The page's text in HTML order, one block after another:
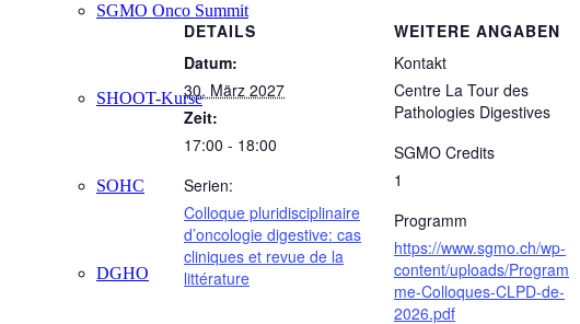
SGMO Onco Summit
SHOOT-Kurse
SOHC
DGHO
DETAILS
Datum:
30. März 2027
Zeit:
17:00 - 18:00
Serien:
Colloque pluridisciplinaire
d’oncologie digestive: cas
cliniques et revue de la
littérature
WEITERE ANGABEN
Kontakt
Centre La Tour des
Pathologies Digestives
SGMO Credits
1
Programm
https://www.sgmo.ch/wp-
content/uploads/Program
me-Colloques-CLPD-de-
2026.pdf